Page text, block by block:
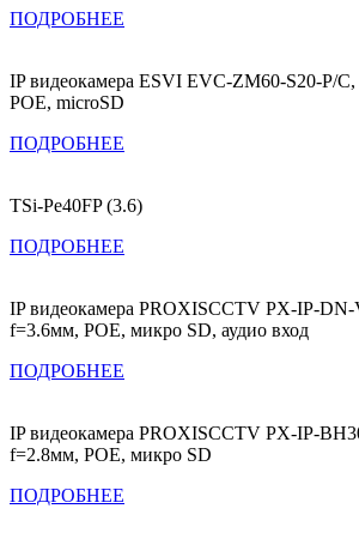
ПОДРОБНЕЕ
IP видеокамера ESVI EVC-ZM60-S20-P/
POE, microSD
ПОДРОБНЕЕ
TSi-Pe40FP (3.6)
ПОДРОБНЕЕ
IP видеокамера PROXISCCTV PX-IP-
f=3.6мм, POE, микро SD, аудио вход
ПОДРОБНЕЕ
IP видеокамера PROXISCCTV PX-IP-
f=2.8мм, POE, микро SD
ПОДРОБНЕЕ